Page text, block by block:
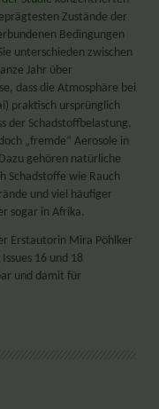
Zustände der
Bedingungen
unterschieden zwischen
Jahr über
dass die Atmosphäre bei
praktisch ursprünglich
der Schadstoffbelastung.
„fremde“ Aerosole in
gehören natürliche
Schadstoffe wie Rauch
und viel häufiger
sogar in Afrika.
Erstautorin Mira Pöhlker
16 und 18
und damit für